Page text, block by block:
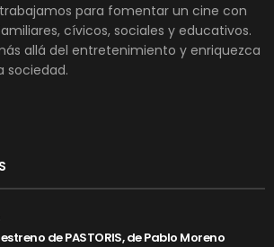
trabajamos para fomentar un cine con
cívicos, sociales y educativos.
allá del entretenimiento y enriquezca
sociedad.
de PASTORIS, de Pablo Moreno